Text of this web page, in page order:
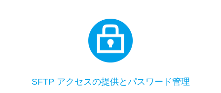
SFTP アクセスの提供とパスワード管理